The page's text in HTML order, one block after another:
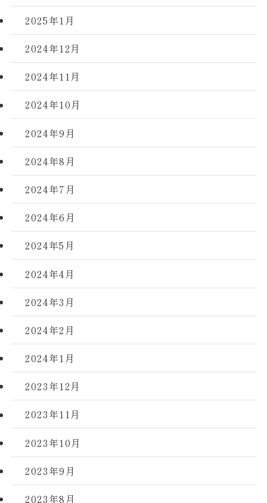
2025年1月
2024年12月
2024年11月
2024年10月
2024年9月
2024年8月
2024年7月
2024年6月
2024年5月
2024年4月
2024年3月
2024年2月
2024年1月
2023年12月
2023年11月
2023年10月
2023年9月
2023年8月